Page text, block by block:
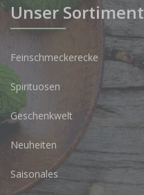
Unser Sortiment
Feinschmeckerecke
Spirituosen
Geschenkwelt
Neuheiten
Saisonales